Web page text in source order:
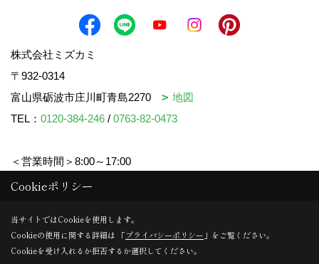
株式会社ミズカミ
〒932-0314
富山県砺波市庄川町青島2270
地図
TEL： 0120-384-246 / 0763-82-0473
＜営業時間＞8:00～17:00
＜定休日＞水曜日・祝日
Copyright (c) mizukami. All Rights Reserved.
Cookieポリシー
当サイトではCookieを使用します。
Cookieの使用に関する詳細は 「プライバシーポリシー 」をご覧ください。
Cookieを受け入れるか拒否するか選択してください。